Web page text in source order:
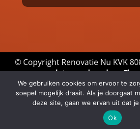
© Copyright Renovatie Nu KVK
laten maken door
Privacyverklaring|
Voorwaarden
Whatsapp
We gebruiken cookies om ervoor te
soepel mogelijk draait. Als je doorgaat
deze site, gaan we ervan uit dat
Ok